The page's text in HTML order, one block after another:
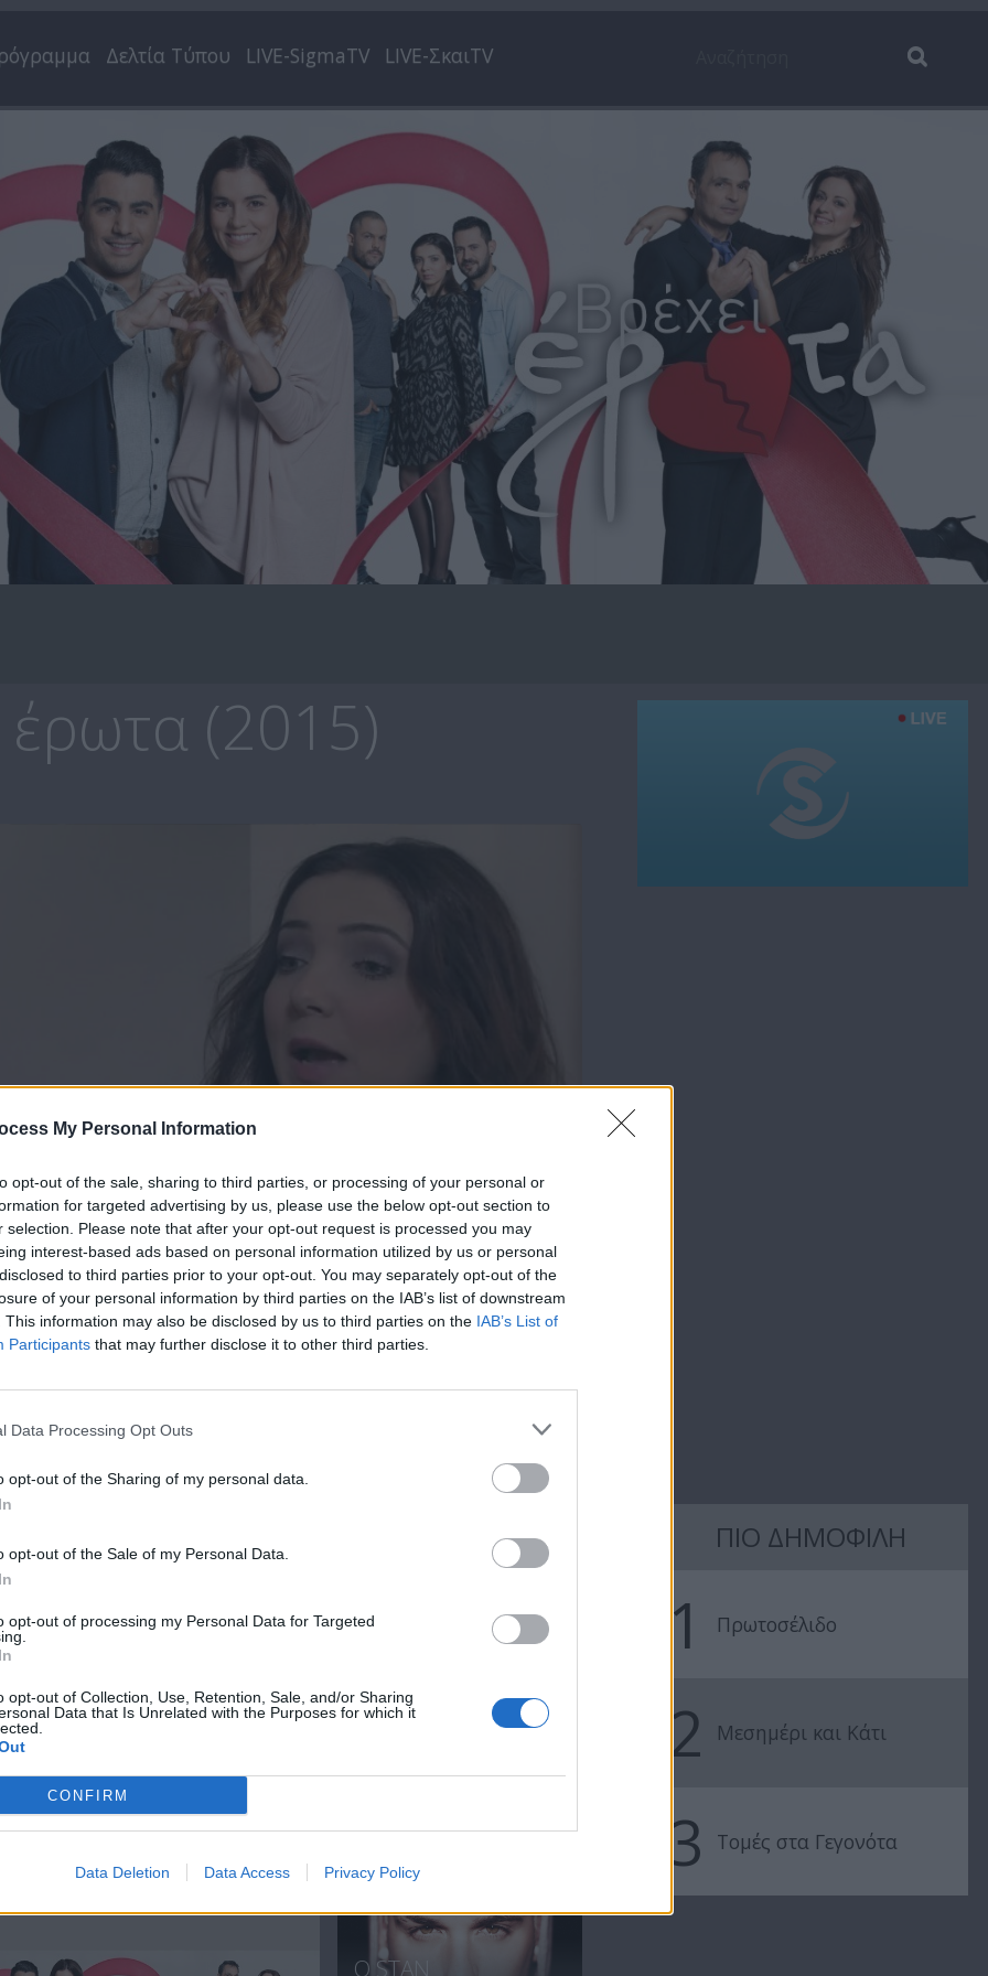
My Personal Information
opt-out of the sale, sharing to third parties, or processing of your personal or
for targeted advertising by us, please use the below opt-out section to
selection. Please note that after your opt-out request is processed you may
interest-based ads based on personal information utilized by us or personal
to third parties prior to your opt-out. You may separately opt-out of the
of your personal information by third parties on the IAB’s list of downstream
This information may also be disclosed by us to third parties on the IAB’s List of
Participants that may further disclose it to other third parties.
Data Processing Opt Outs
opt-out of the Sharing of my personal data.
opt-out of the Sale of my Personal Data.
opt-out of processing my Personal Data for Targeted
opt-out of Collection, Use, Retention, Sale, and/or Sharing
Data that Is Unrelated with the Purposes for which it
CONFIRM
Data Deletion Data Access Privacy Policy
Δελτία Τύπου LIVE-SigmaTV LIVE-ΣκαιTV
έρωτα (2015)
επ.23
υπέρηχο και τον δείχνουν στους γονείς. Ο Άρης δέχεται να
του Πανεπιστημίου, για τον διαδικτυακό bulling και τις
Η υφηγήτρια που τον καλεί είναι πολύ όμορφη με
η Αλεξάνδρα και να απορρίψει την πρόταση του Άρη να
Η Βουλίτσα δέχεται πάρα πολλές παραγγελίες για την κράμα
Η Αλεξάνδρα φεύγει με τον Λεωνίδα για τον πύργο
ότι ο Λεωνίδας και η Αλεξάνδρα είναι μαζί και ζηλεύει.
Βρέχει έρωτα
Βρέχει έρωτα
Βρέχει έρωτα
επ.20
Ο STAN
ΠΙΟ ΔΗΜΟΦΙΛΗ
1 Πρωτοσέλιδο
2 Μεσημέρι και Κάτι
3 Τομές στα Γεγονότα